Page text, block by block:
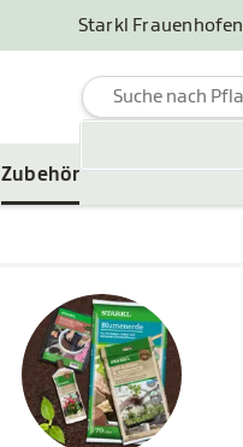
Starkl
Zubehör